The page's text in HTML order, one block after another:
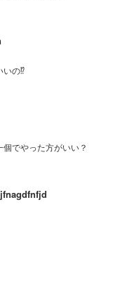
いの⁉︎
個でやった方がいい？